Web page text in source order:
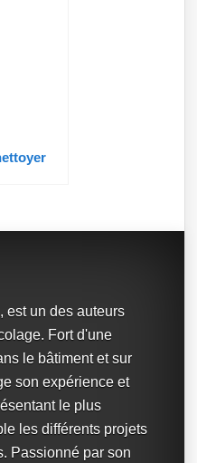
est un des auteurs
Fort d'une
le bâtiment et sur
son expérience et
le plus
les différents projets
Passionné par son